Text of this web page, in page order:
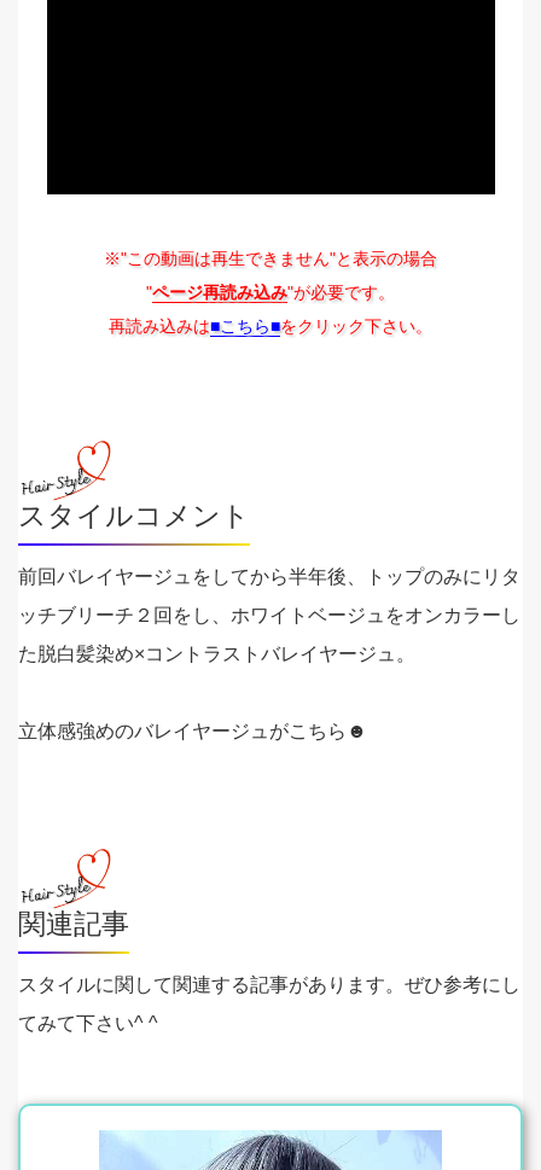
※"この動画は再生できません"と表示の場合
"ページ再読み込み"が必要です。
再読み込みは■こちら■をクリック下さい。
スタイルコメント
前回バレイヤージュをしてから半年後、トップのみにリタ
ッチブリーチ２回をし、ホワイトベージュをオンカラーし
た脱白髪染め×コントラストバレイヤージュ。
立体感強めのバレイヤージュがこちら☻
関連記事
スタイルに関して関連する記事があります。ぜひ参考にし
てみて下さい^ ^